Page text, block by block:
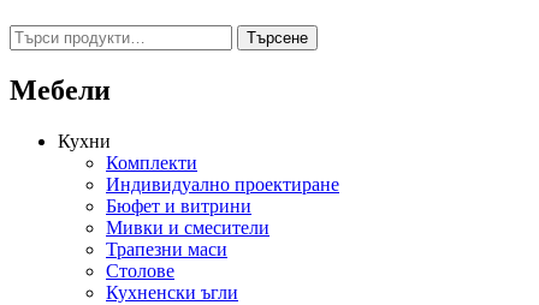
Търсене
за:
Търсене
Мебели
Кухни
Комплекти
Индивидуално проектиране
Бюфет и витрини
Мивки и смесители
Трапезни маси
Столове
Кухненски ъгли